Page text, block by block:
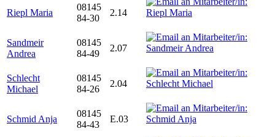
Riepl Maria
08145
84-30
2.14
Sandmeir
Andrea
08145
84-49
2.07
Schlecht
Michael
08145
84-26
2.04
Schmid Anja
08145
84-43
E.03